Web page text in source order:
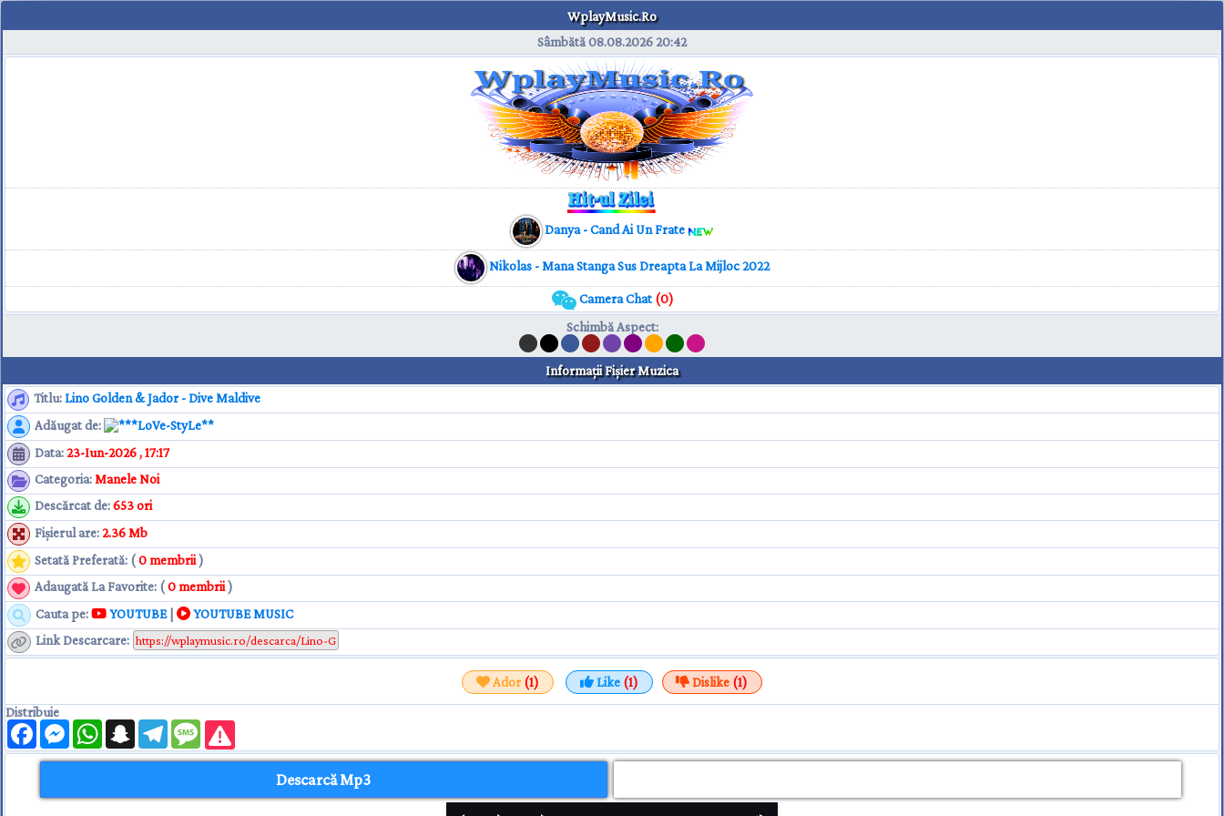
WplayMusic.Ro
Sâmbătă 08.08.2026 20:42
Danya - Cand Ai Un Frate
Nikolas - Mana Stanga Sus Dreapta La Mijloc 2022
Camera Chat(0)
Schimbă Aspect:
Informaţii Fişier Muzica
Titlu: Lino Golden & Jador - Dive Maldive
Adăugat de:
**LoVe-StyLe**
Data:23-Iun-2026 , 17:17
Categoria: Manele Noi
Descărcat de:653 ori
Fişierul are:2.36 Mb
Setată Preferată: (0 membrii )
Adaugată La Favorite: (0 membrii )
Cauta pe:
YOUTUBE|
YOUTUBE MUSIC
Link Descarcare:
Ador(1) Like (1) Dislike (1)
Distribuie
FacebookMessengerWhatsAppSnapchatTelegramMessage
Descarcă Mp3